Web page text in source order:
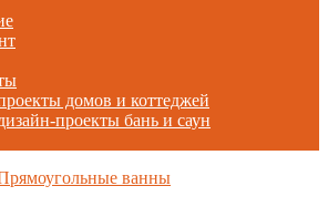
домов и коттеджей
проекты бань и саун
ванны